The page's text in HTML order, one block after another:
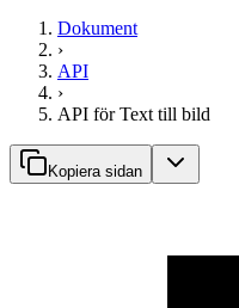
Dokument
›
API
›
API för Text till bild
Kopiera sidan